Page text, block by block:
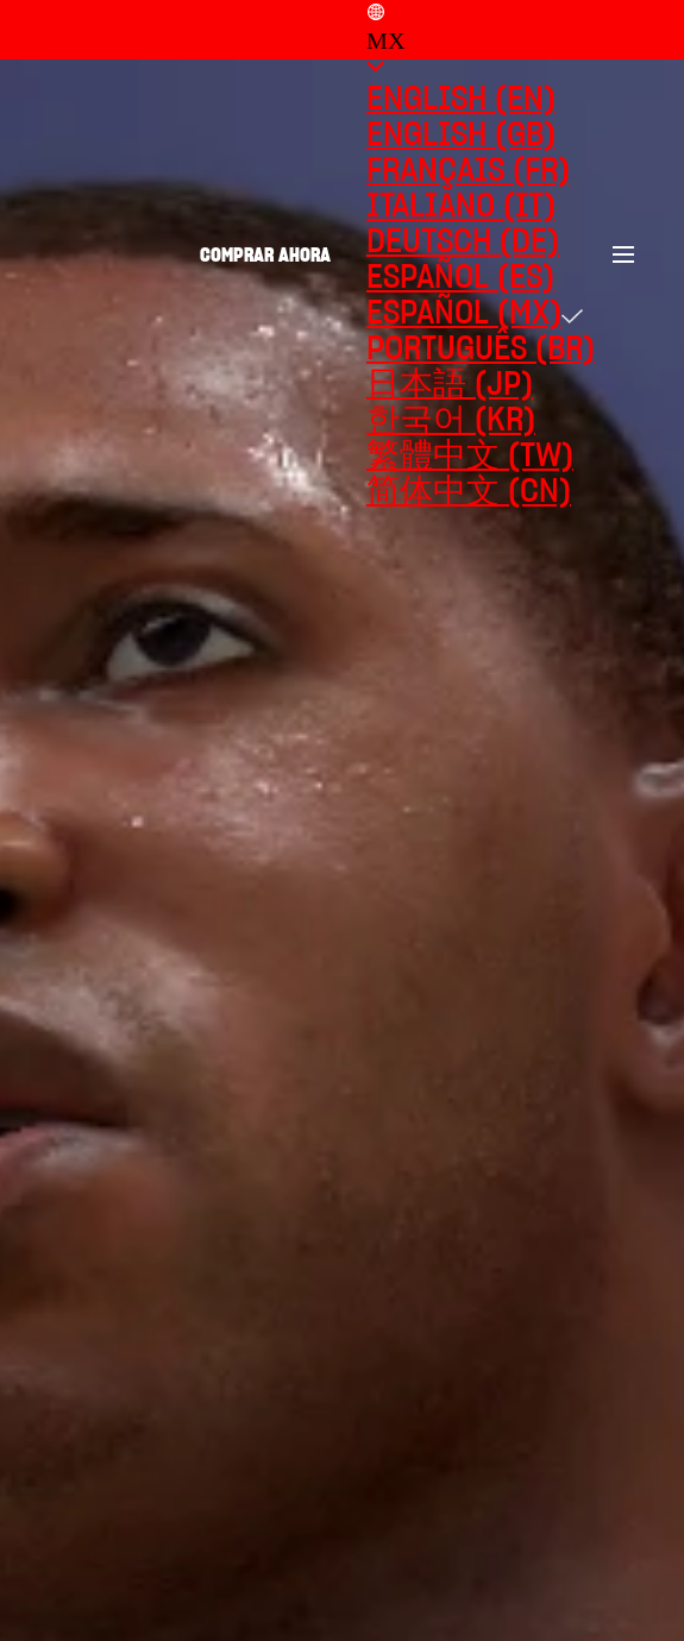
COMPRAR AHORA
MX
ENGLISH (EN)
ENGLISH (GB)
FRANÇAIS (FR)
ITALIANO (IT)
DEUTSCH (DE)
ESPAÑOL (ES)
ESPAÑOL (MX)
PORTUGUÊS (BR)
日本語 (JP)
한국어 (KR)
繁體中文 (TW)
简体中文 (CN)